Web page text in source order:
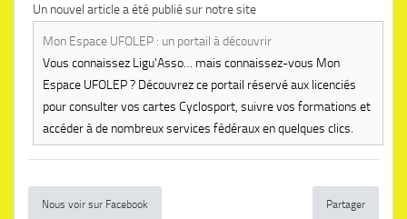
Un nouvel article a été publié sur notre site
Mon Espace UFOLEP : un portail à découvrir
Vous connaissez Ligu'Asso… mais connaissez-vous Mon
Espace UFOLEP ? Découvrez ce portail réservé aux licenciés
pour consulter vos cartes Cyclosport, suivre vos formations et
accéder à de nombreux services fédéraux en quelques clics.
Nous voir sur Facebook Partager